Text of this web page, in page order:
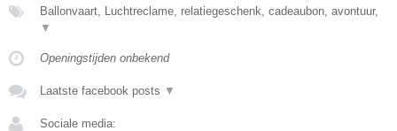
Ballonvaart, Luchtreclame, relatiegeschenk, cadeaubon, avontuur,
▼
Openingstijden onbekend
Laatste facebook posts ▼
Sociale media: